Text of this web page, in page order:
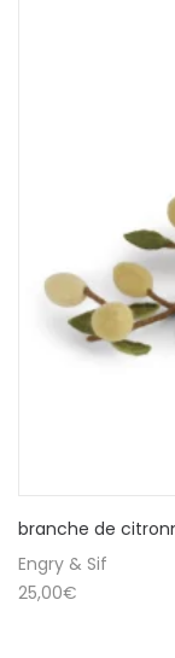
branche de
Engry & Sif
25,00€